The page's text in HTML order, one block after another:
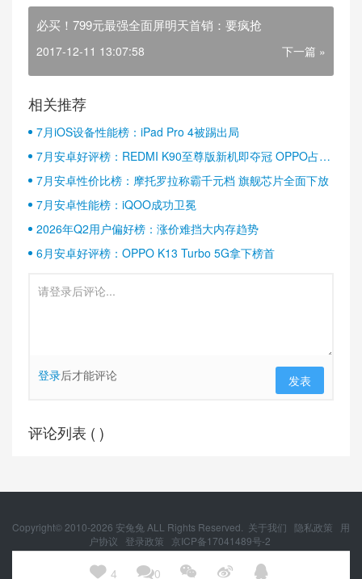
 4 0   
必买！799元最强全面屏明天首销：要疯抢
2017-12-11 13:07:58 下一篇 »
相关推荐
7月iOS设备性能榜：iPad Pro 4被踢出局
7月安卓好评榜：REDMI K90至尊版新机即夺冠 OPPO占据
半壁江山
7月安卓性价比榜：摩托罗拉称霸千元档 旗舰芯片全面下放
7月安卓性能榜：iQOO成功卫冕
2026年Q2用户偏好榜：涨价难挡大内存趋势
6月安卓好评榜：OPPO K13 Turbo 5G拿下榜首
登录后才能评论 发表
评论列表 ( )
Copyright© 2010-2026 安兔兔 ALL Rights Reserved. 关于我们 隐私政策
用
户协议
登录政策
京ICP备17041489号-2
京公网安备 11010502054377号